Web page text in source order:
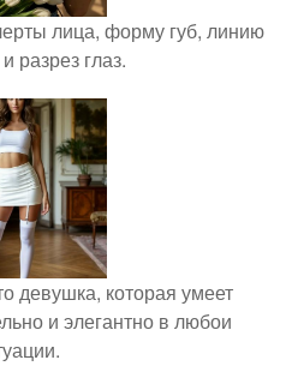
лица, форму губ, линию
разрез глаз.
девушка, которая умеет
и элегантно в любои